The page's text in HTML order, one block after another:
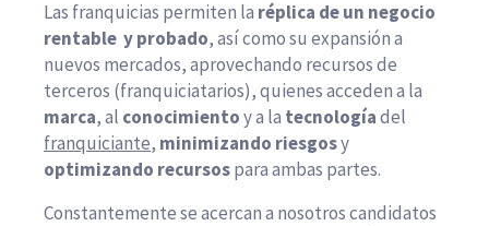
Las franquicias permiten la réplica de un negocio
rentable y probado, así como su expansión a
nuevos mercados, aprovechando recursos de
terceros (franquiciatarios), quienes acceden a la
marca, al conocimientoy a la tecnologíadel
franquiciante, minimizando riesgosy
optimizando recursospara ambas partes.
Constantemente se acercan a nosotros candidatos